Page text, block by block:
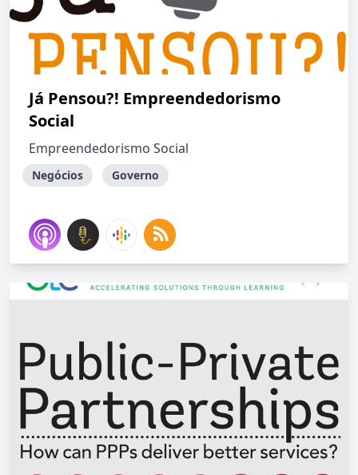
Já Pensou?! Empreendedorismo
Social
Empreendedorismo Social
Negócios Governo